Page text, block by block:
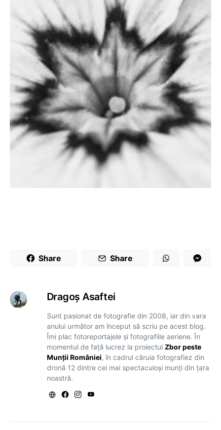
Share Share
Dragoş Asaftei
Sunt pasionat de fotografie din 2008, iar din vara
anului următor am început să scriu pe acest blog.
Îmi plac fotoreportajele și fotografiile aeriene. În
momentul de față lucrez la proiectul Zbor peste
Munții României, în cadrul căruia fotografiez din
dronă 12 dintre cei mai spectaculoși munți din țara
noastră.